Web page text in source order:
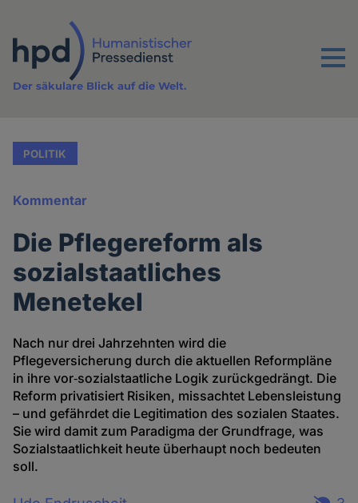
Inhalt
Menu
Der säkulare Blick auf die Welt.
POLITIK
Kommentar
Die Pflegereform als
sozialstaatliches
Menetekel
Nach nur drei Jahrzehnten wird die
Pflegeversicherung durch die aktuellen Reformpläne
in ihre vor‑sozialstaatliche Logik zurückgedrängt. Die
Reform privatisiert Risiken, missachtet Lebensleistung
– und gefährdet die Legitimation des sozialen Staates.
Sie wird damit zum Paradigma der Grundfrage, was
Sozialstaatlichkeit heute überhaupt noch bedeuten
soll.